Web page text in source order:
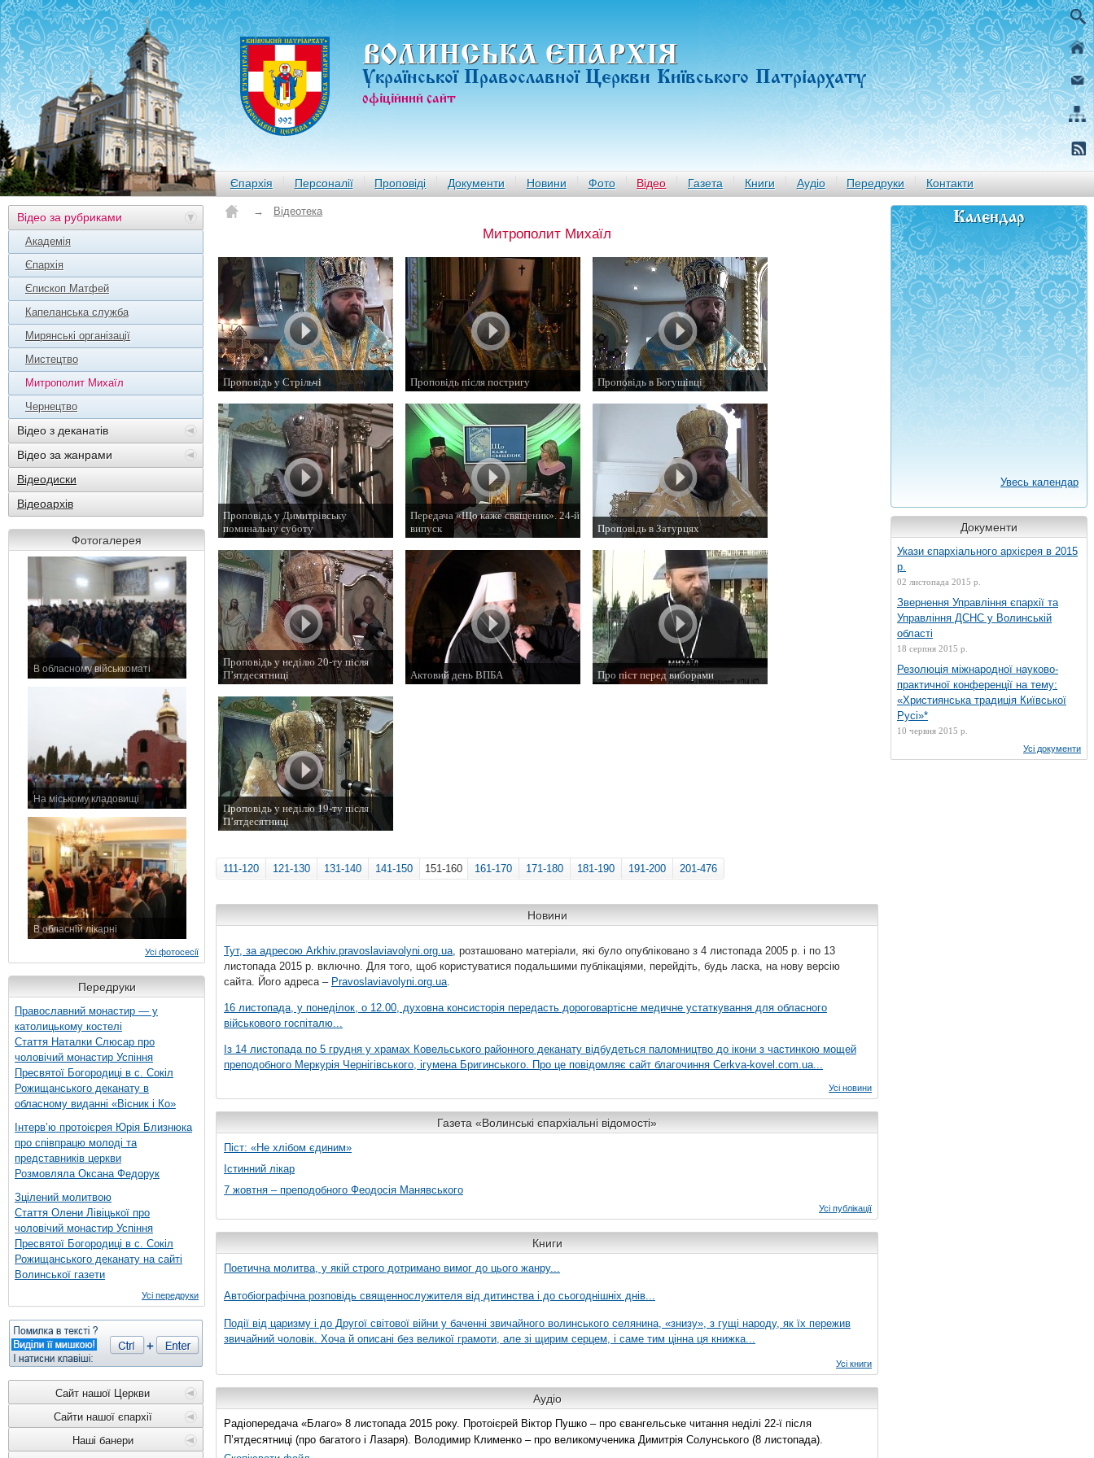
ВОЛИНСЬКА ЄПАРХIЯ
Української Православної Церкви Київського Патріархату
офiцiйний сайт
Єпархія Персоналії Проповіді Документи Новини Фото Відео Газета Книги Аудіо Передруки Контакти
Відео за рубриками
Академія
Єпархія
Єпископ Матфей
Капеланська служба
Мирянські організації
Мистецтво
Митрополит Михаїл
Чернецтво
Відео з деканатів
Відео за жанрами
Відеодиски
Відеоархів
Фотогалерея
В обласному військкоматі
На міському кладовищі
В обласній лікарні
Усі фотосесії
Передруки
Православний монастир — у
католицькому костелі
Стаття Наталки Слюсар про
чоловічий монастир Успіння
Пресвятої Богородиці в с. Сокіл
Рожищанського деканату в
обласному виданні «Вісник і Ко»
Інтерв’ю протоієрея Юрія Близнюка
про співпрацю молоді та
представників церкви
Розмовляла Оксана Федорук
Зцілений молитвою
Стаття Олени Лівіцької про
чоловічий монастир Успіння
Пресвятої Богородиці в с. Сокіл
Рожищанського деканату на сайті
Волинської газети
Усі передруки
Сайт нашої Церкви
Сайти нашої єпархії
Наші банери
→ Відеотека
Митрополит Михаїл
Проповідь у Стрільчі Проповідь після постригу Проповідь в Богушівці
Проповідь у Димитрівську
поминальну суботу
Передача «Що каже священик». 24-й
випуск
Проповідь в Затурцях
Проповідь у неділю 20-ту після
П’ятдесятниці
Актовий день ВПБА Про піст перед виборами
Проповідь у неділю 19-ту після
П’ятдесятниці
111-120 121-130 131-140 141-150 151-160 161-170 171-180 181-190 191-200 201-476
Новини
Тут, за адресою Arkhiv.pravoslaviavolyni.org.ua, розташовано матеріали, які було опубліковано з 4 листопада 2005 р. і по 13
листопада 2015 р. включно. Для того, щоб користуватися подальшими публікаціями, перейдіть, будь ласка, на нову версію
сайта. Його адреса – Pravoslaviavolyni.org.ua.
16 листопада, у понеділок, о 12.00, духовна консисторія передасть дороговартісне медичне устаткування для обласного
військового госпіталю...
Із 14 листопада по 5 грудня у храмах Ковельського районного деканату відбудеться паломництво до ікони з частинкою мощей
преподобного Меркурія Чернігівського, ігумена Бригинського. Про це повідомляє сайт благочиння Сerkva-kovel.com.ua...
Усі новини
Газета «Волинські єпархіальні відомості»
Піст: «Не хлібом єдиним»
Істинний лікар
7 жовтня – преподобного Феодосія Манявського
Усі публікації
Книги
Поетична молитва, у якій строго дотримано вимог до цього жанру...
Автобіографічна розповідь священнослужителя від дитинства і до сьогоднішніх днів...
Події від царизму і до Другої світової війни у баченні звичайного волинського селянина, «знизу», з гущі народу, як їх пережив
звичайний чоловік. Хоча й описані без великої грамоти, але зі щирим серцем, і саме тим цінна ця книжка...
Усі книги
Аудіо
Радіопередача «Благо» 8 листопада 2015 року. Протоієрей Віктор Пушко – про євангельське читання неділі 22-ї після
П’ятдесятниці (про багатого і Лазаря). Володимир Клименко – про великомученика Димитрія Солунського (8 листопада).
Календар
Увесь календар
Документи
Укази єпархіального архієрея в 2015
р.
02 листопада 2015 р.
Звернення Управління єпархії та
Управління ДСНС у Волинській
області
18 серпня 2015 р.
Резолюція міжнародної науково-
практичної конференції на тему:
«Християнська традиція Київської
Русі»*
10 червня 2015 р.
Усі документи